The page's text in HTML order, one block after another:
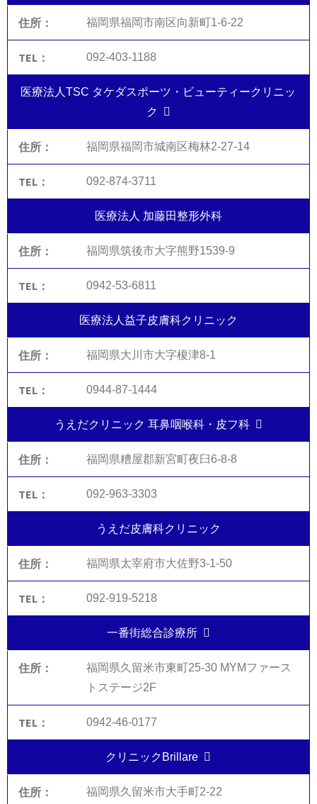
福岡県福岡市南区向新町1-6-22
092-403-1188
医療法人TSC タケダスポーツ・ビューティークリニッ
ク
福岡県福岡市城南区梅林2-27-14
092-874-3711
医療法人 加藤田整形外科
福岡県筑後市大字熊野1539-9
0942-53-6811
医療法人益子皮膚科クリニック
福岡県大川市大字榎津8-1
0944-87-1444
うえだクリニック 耳鼻咽喉科・皮フ科
福岡県糟屋郡新宮町夜臼6-8-8
092-963-3303
うえだ皮膚科クリニック
福岡県太宰府市大佐野3-1-50
092-919-5218
一番街総合診療所
福岡県久留米市東町25-30 MYMファース
トステージ2F
0942-46-0177
クリニックBrillare
福岡県久留米市大手町2-22